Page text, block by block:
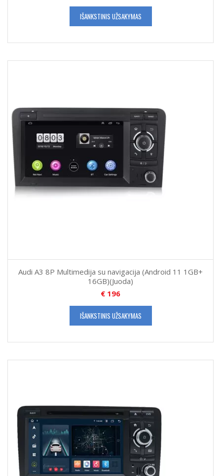
IŠANKSTINIS UŽSAKYMAS
Audi A3 8P Multimedija su navigacija (Android 11 1GB+
16GB)(Juoda)
€ 196
IŠANKSTINIS UŽSAKYMAS